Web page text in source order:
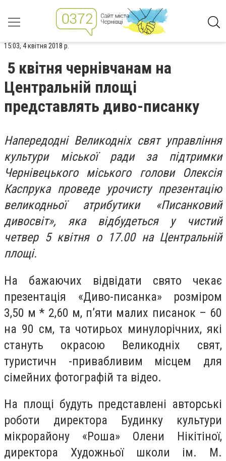
15:03, 4 квітня 2018 р.
5 квітня чернівчанам на
Центральній площі
представлять диво-писанку
Напередодні Великодніх свят управління
культури міської ради за підтримки
Чернівецького міського голови Олексія
Каспрука проведе урочисту презентацію
великодньої атрибутики «Писанковий
дивосвіт», яка відбудеться у чистий
четвер 5 квітня о 17.00 на Центральній
площі.
На бажаючих відвідати свято чекає
презентація «Диво-писанка» розміром
3,50 м * 2,60 м, п’яти малих писанок – 60
на 90 см, та чотирьох минулорічних, які
стануть окрасою Великодніх свят,
туристичн -привабливим місцем для
сімейних фотографій та відео.
На площі будуть представлені авторські
роботи директора Будинку культури
мікрорайону «Роша» Олени Нікітіної,
директора Художньої школи ім. М.